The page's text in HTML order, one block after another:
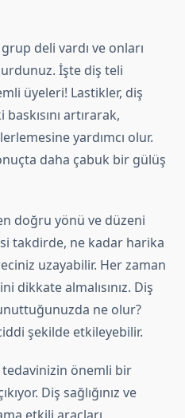
deli vardı ve onları
İşte diş teli
üyeleri! Lastikler, diş
artırarak,
yardımcı olur.
daha çabuk bir gülüş
doğru yönü ve düzeni
takdirde, ne kadar harika
uzayabilir. Her zaman
almalısınız. Diş
ne olur?
şekilde etkileyebilir.
önemli bir
Diş sağlığınız ve